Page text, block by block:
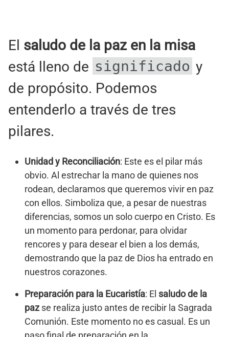
El saludo de la paz en la misa
está lleno de significado y
de propósito. Podemos
entenderlo a través de tres
pilares.
Unidad y Reconciliación: Este es el pilar más
obvio. Al estrechar la mano de quienes nos
rodean, declaramos que queremos vivir en paz
con ellos. Simboliza que, a pesar de nuestras
diferencias, somos un solo cuerpo en Cristo. Es
un momento para perdonar, para olvidar
rencores y para desear el bien a los demás,
demostrando que la paz de Dios ha entrado en
nuestros corazones.
Preparación para la Eucaristía: El saludo de la
paz se realiza justo antes de recibir la Sagrada
Comunión. Este momento no es casual. Es un